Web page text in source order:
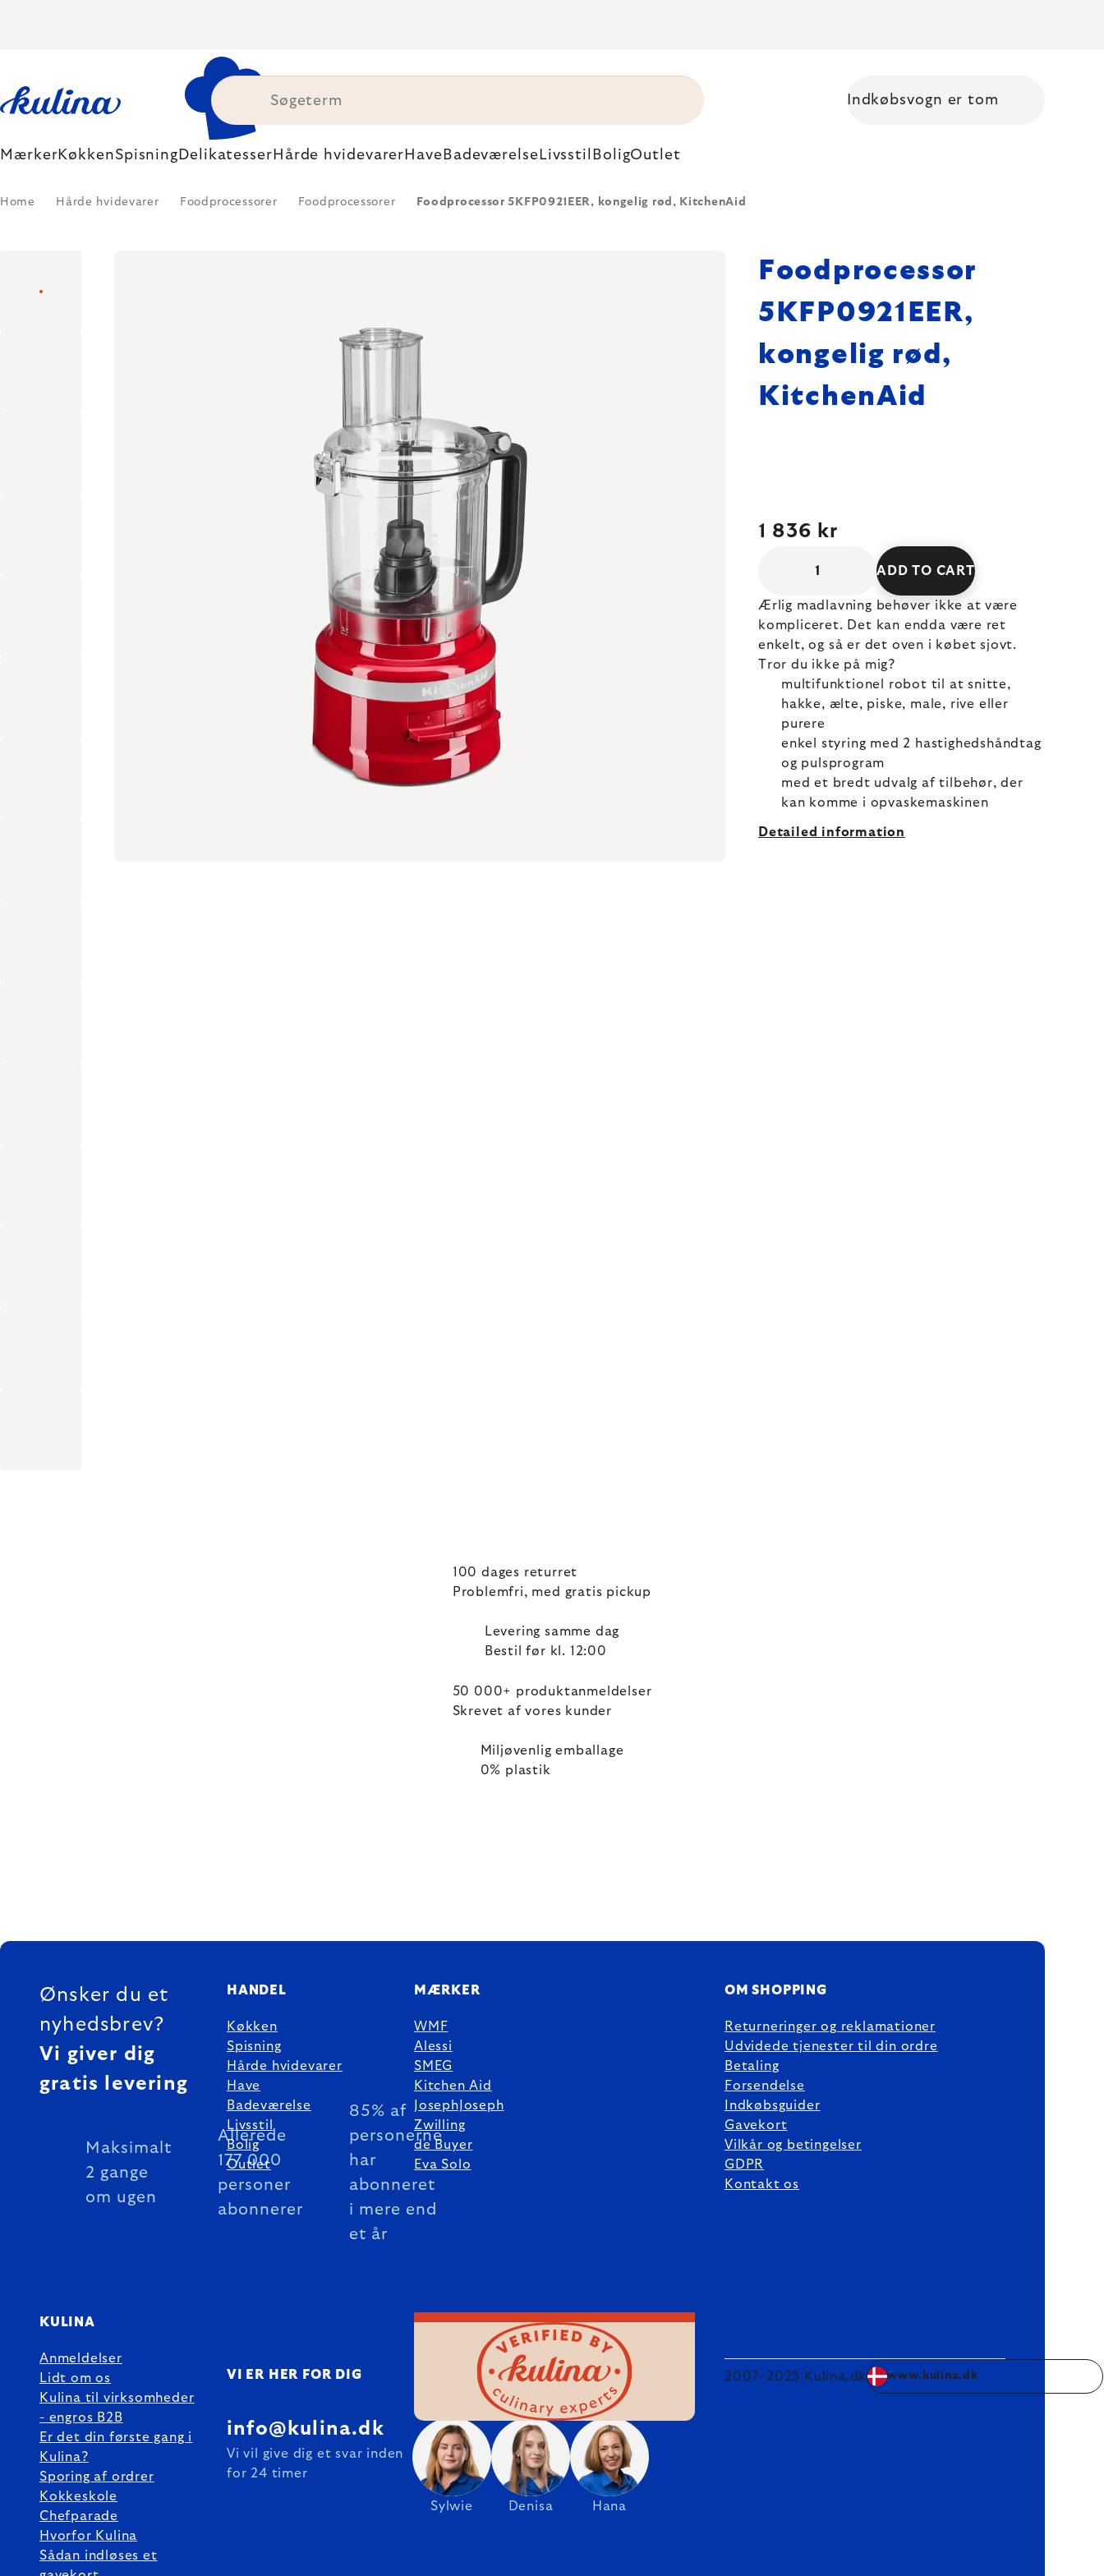
Shopping cart
Indkøbsvogn er tom
MærkerKøkkenSpisning Delikatesser Hårde hvidevarer Have Badeværelse Livsstil BoligOutlet
Home Hårde hvidevarer Foodprocessorer Foodprocessorer Foodprocessor 5KFP0921EER, kongelig rød, KitchenAid
Foodprocessor
5KFP0921EER,
kongelig rød,
KitchenAid
1 836 kr
ADD TO CART
Ærlig madlavning behøver ikke at være
kompliceret. Det kan endda være ret
enkelt, og så er det oven i købet sjovt.
Tror du ikke på mig?
multifunktionel robot til at snitte,
hakke, ælte, piske, male, rive eller
purere
enkel styring med 2 hastighedshåndtag
og pulsprogram
med et bredt udvalg af tilbehør, der
kan komme i opvaskemaskinen
Detailed information
100 dages returret
Problemfri, med gratis pickup
Levering samme dag
Bestil før kl. 12:00
50 000+ produktanmeldelser
Skrevet af vores kunder
Miljøvenlig emballage
0% plastik
FOOTER
Ønsker du et
nyhedsbrev?
Vi giver dig
gratis levering
Maksimalt
2 gange
om ugen
Allerede
177 000
personer
abonnerer
85% af
personerne
har
abonneret
i mere end
et år
HANDEL
Køkken
Spisning
Hårde hvidevarer
Have
Badeværelse
Livsstil
Bolig
Outlet
MÆRKER
WMF
Alessi
SMEG
Kitchen Aid
JosephJoseph
Zwilling
de Buyer
Eva Solo
OM SHOPPING
Returneringer og reklamationer
Udvidede tjenester til din ordre
Betaling
Forsendelse
Indkøbsguider
Gavekort
Vilkår og betingelser
GDPR
Kontakt os
KULINA
Anmeldelser
Lidt om os
Kulina til virksomheder
- engros B2B
Er det din første gang i
Kulina?
Sporing af ordrer
Kokkeskole
Chefparade
Hvorfor Kulina
Sådan indløses et
VI ER HER FOR DIG
Sylwie Denisa Hana
info@kulina.dk
Vi vil give dig et svar inden
for 24 timer
2007–2025 Kulina.dk www.kulina.dk